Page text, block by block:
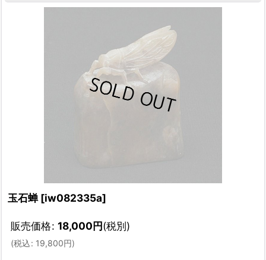
玉石蝉 [iw082335a]
販売価格: 18,000円(税別)
(税込: 19,800円)